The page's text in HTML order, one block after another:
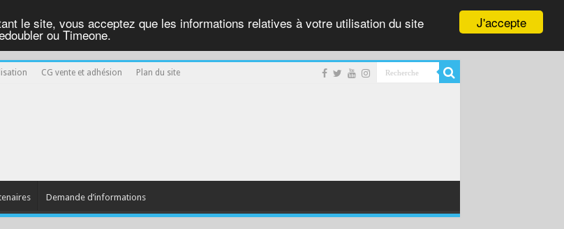
J'accepte
le site, vous acceptez que les informations relatives à votre utilisation du site
ou Timeone.
CG vente et adhésion Plan du site
Demande d’informations